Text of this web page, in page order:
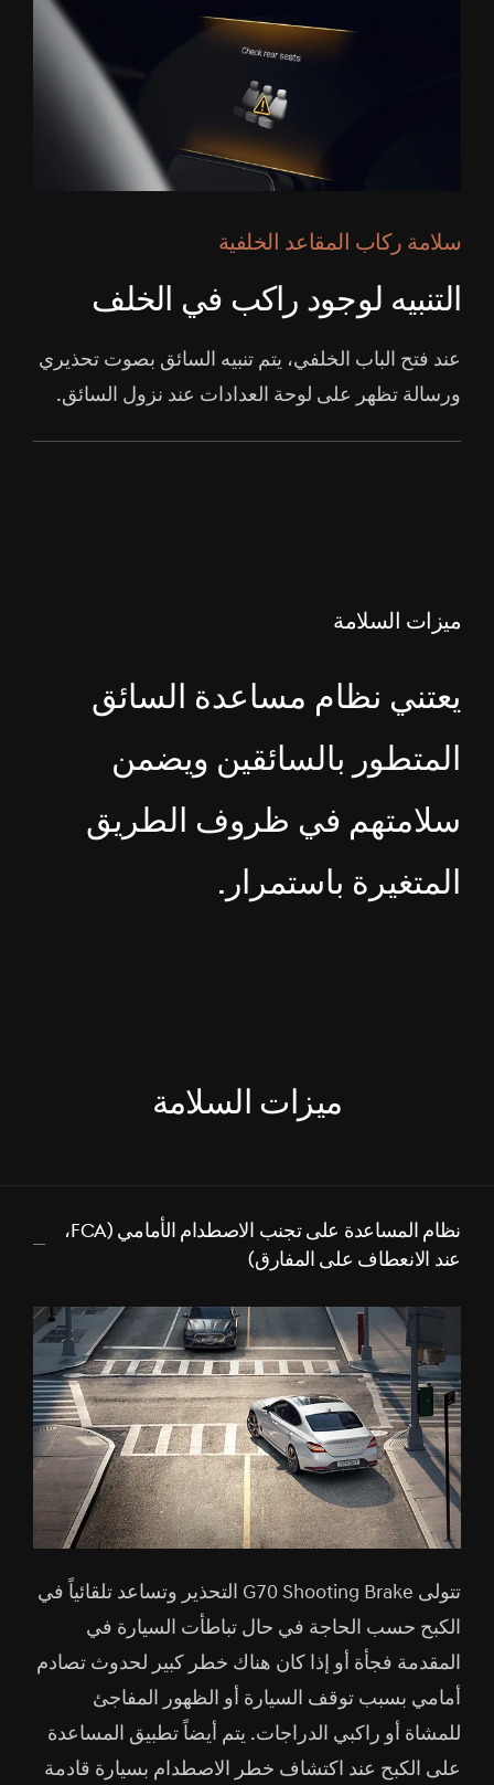
سلامة ركاب المقاعد الخلفية
التنبيه لوجود راكب في الخلف
عند فتح الباب الخلفي، يتم تنبيه السائق بصوت تحذيري
ورسالة تظهر على لوحة العدادات عند نزول السائق.
ميزات السلامة
يعتني نظام مساعدة السائق
المتطور بالسائقين ويضمن
سلامتهم في ظروف الطريق
المتغيرة باستمرار.
ميزات السلامة
نظام المساعدة على تجنب الاصطدام الأمامي (FCA،
عند الانعطاف على المفارق)اضغط
تتولى G70 Shooting Brake التحذير وتساعد تلقائياً في
الكبح حسب الحاجة في حال تباطأت السيارة في
المقدمة فجأة أو إذا كان هناك خطر كبير لحدوث تصادم
أمامي بسبب توقف السيارة أو الظهور المفاجئ
للمشاة أو راكبي الدراجات. يتم أيضاً تطبيق المساعدة
على الكبح عند اكتشاف خطر الاصطدام بسيارة قادمة